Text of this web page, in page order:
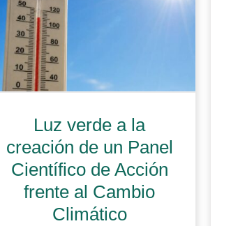
Luz verde a la
creación de un Panel
Científico de Acción
frente al Cambio
Climático